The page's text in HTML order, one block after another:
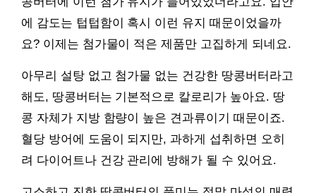
에 감도는 텁텁함이 혹시 이런 유지 때문이었을까
요? 이제는 첨가물이 적은 제품만 고집하게 되네요.
아무리 설탕 없고 첨가물 없는 건강한 땅콩버터라고
해도, 땅콩버터는 기본적으로 칼로리가 높아요. 땅
콩 자체가 지방 함량이 높은 견과류이기 때문이죠.
혈당 방어에 도움이 되지만, 과하게 섭취하면 오히
려 다이어트나 건강 관리에 방해가 될 수 있어요.